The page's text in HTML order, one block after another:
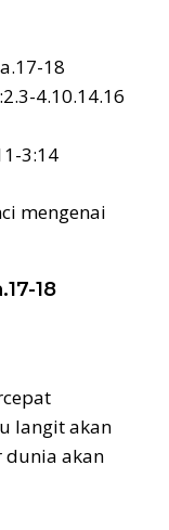
18
4.10.14.16
3:14
mengenai
18
langit akan
dunia akan